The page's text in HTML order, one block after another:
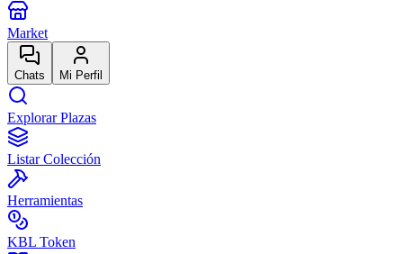
Market
Chats Mi Perfil
Explorar Plazas
Listar Colección
Herramientas
KBL Token